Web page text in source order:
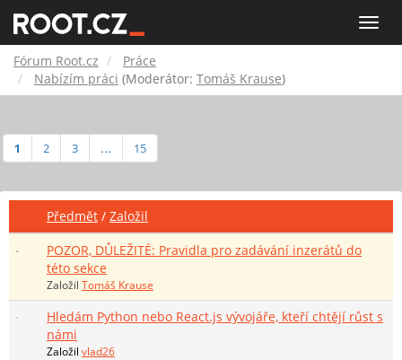
Toggle
Root.cz
Fórum Root.cz
Práce
Nabízím práci (Moderátor: Tomáš Krause)
1 2 3 ... 15
Předmět / Založil
POZOR, DŮLEŽITÉ: Pravidla pro zadávání inzerátů do
této sekce
Založil Tomáš Krause
Hledám Python nebo React.js vývojáře, kteří chtějí růst s
námi
Založil vlad26